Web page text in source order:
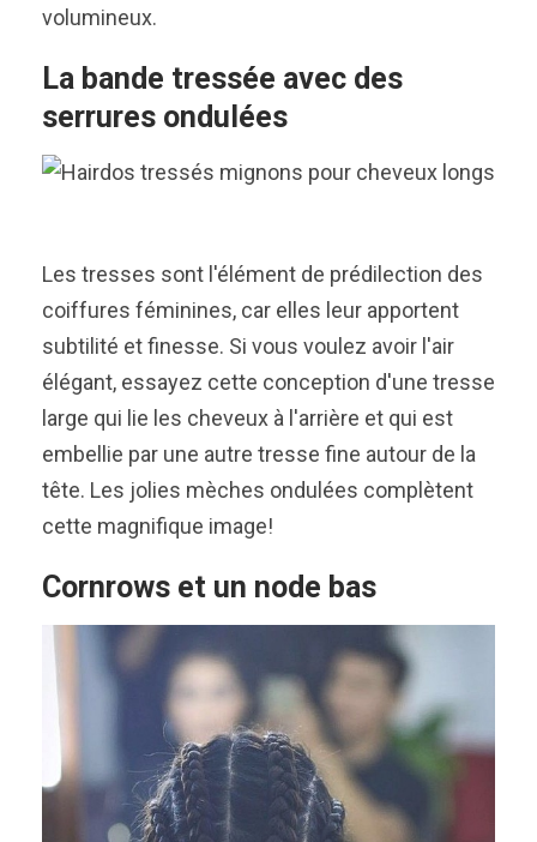
volumineux.
La bande tressée avec des
serrures ondulées
Les tresses sont l'élément de prédilection des
coiffures féminines, car elles leur apportent
subtilité et finesse. Si vous voulez avoir l'air
élégant, essayez cette conception d'une tresse
large qui lie les cheveux à l'arrière et qui est
embellie par une autre tresse fine autour de la
tête. Les jolies mèches ondulées complètent
cette magnifique image!
Cornrows et un node bas